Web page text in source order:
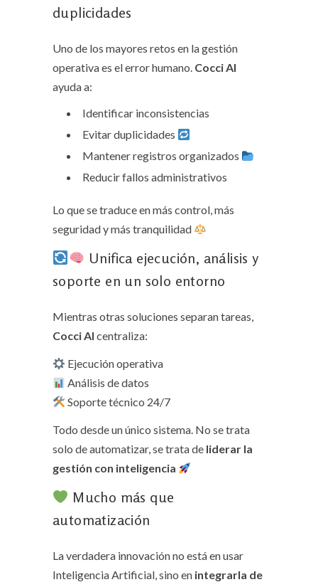
duplicidades
Uno de los mayores retos en la gestión
operativa es el error humano. Cocci AI
ayuda a:
Identificar inconsistencias
Evitar duplicidades
Mantener registros organizados
Reducir fallos administrativos
Lo que se traduce en más control, más
seguridad y más tranquilidad
Unifica ejecución, análisis y
soporte en un solo entorno
Mientras otras soluciones separan tareas,
Cocci AI centraliza:
Ejecución operativa
Análisis de datos
Soporte técnico 24/7
Todo desde un único sistema. No se trata
solo de automatizar, se trata de liderar la
gestión con inteligencia
Mucho más que
automatización
La verdadera innovación no está en usar
Inteligencia Artificial, sino en integrarla de